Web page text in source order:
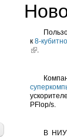
к 8-
PFlop/s.
В НИУ